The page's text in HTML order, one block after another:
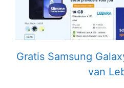
Gratis Samsung
van